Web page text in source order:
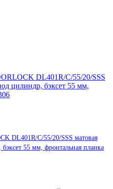
DL401R/C/55/20/SSS матовая
55 мм, фронтальная планка